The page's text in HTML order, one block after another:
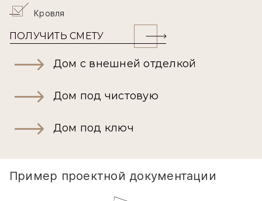
Кровля
ПОЛУЧИТЬ СМЕТУ
Дом с внешней отделкой
Дом под чистовую
Дом под ключ
Пример проектной документации